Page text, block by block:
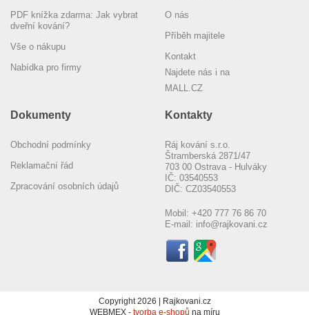
PDF knížka zdarma: Jak vybrat
dveřní kování?
Vše o nákupu
Nabídka pro firmy
O nás
Příběh majitele
Kontakt
Najdete nás i na
MALL.CZ
Dokumenty
Obchodní podmínky
Reklamační řád
Zpracování osobních údajů
Kontakty
Ráj kování s.r.o.
Štramberská 2871/47
703 00 Ostrava - Hulváky
IČ: 03540553
DIČ: CZ03540553
Mobil: +420 777 76 86 70
E-mail: info@rajkovani.cz
Copyright 2026 | Rajkovani.cz
WEBMEX - tvorba e-shopů na míru